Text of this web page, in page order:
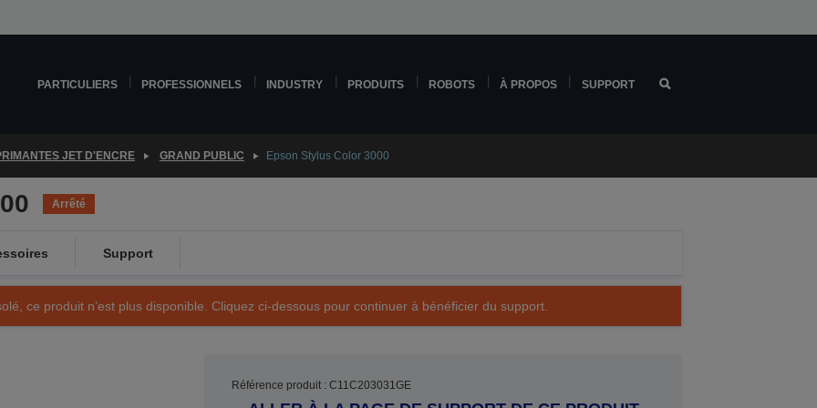
PARTICULIERS PROFESSIONNELS INDUSTRY PRODUITS ROBOTS À PROPOS SUPPORT
JET D'ENCRE GRAND PUBLIC Epson Stylus Color 3000
Arrêté
Support
ce produit n’est plus disponible. Cliquez ci-dessous pour continuer à bénéficier du support.
Référence produit : C11C203031GE